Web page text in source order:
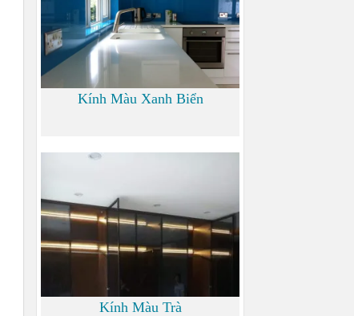
Kính Màu Xanh Biển
Kính Màu Trà